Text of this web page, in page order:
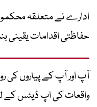
ادارے نے متعلقہ
حفاظتی اقدامات یقینی
آپ اور آپ کے پیاروں کی
واقعات کی اپ ڈیٹس کے